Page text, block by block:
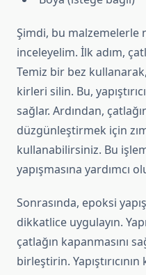
Şimdi, bu malzemelerle
inceleyelim. İlk adım,
Temiz bir bez
kirleri silin. Bu,
sağlar. Ardından,
düzgünleştirmek için
kullanabilirsiniz. Bu
yapışmasına yardımcı
Sonrasında, epoksi
dikkatlice uygulayın.
çatlağın kapanmasını
birleştirin.